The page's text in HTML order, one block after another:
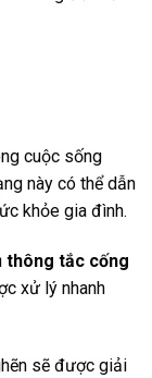
cuộc sống
này có thể dẫn
khỏe gia đình.
thông tắc cống
xử lý nhanh
sẽ được giải